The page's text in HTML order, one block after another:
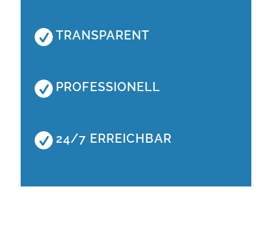
TRANSPARENT
PROFESSIONELL
24/7 ERREICHBAR